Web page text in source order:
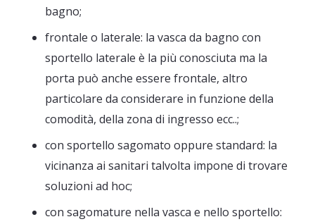
bagno;
frontale o laterale: la vasca da bagno con
sportello laterale è la più conosciuta ma la
porta può anche essere frontale, altro
particolare da considerare in funzione della
comodità, della zona di ingresso ecc..;
con sportello sagomato oppure standard: la
vicinanza ai sanitari talvolta impone di trovare
soluzioni ad hoc;
con sagomature nella vasca e nello sportello: